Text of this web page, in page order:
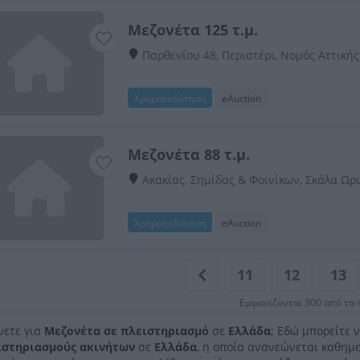
Μεζονέτα 125 τ.μ.
Παρθενίου 48, Περιστέρι, Νομός Αττικής
Χρηματοδότηση eAuction
Μεζονέτα 88 τ.μ.
Ακακίας, Σημίδας & Φοινίκων, Σκάλα
Χρηματοδότηση eAuction
11 12 13
Εμφανίζονται 300 από τα
για Μεζονέτα σε πλειστηριασμό σε Ελλάδα; Εδώ μπορείτε
ακινήτων σε Ελλάδα, η οποία ανανεώνεται